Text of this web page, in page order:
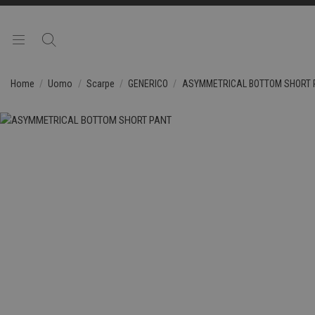
Home Uomo Scarpe GENERICO ASYMMETRICAL BOTTOM SHORT